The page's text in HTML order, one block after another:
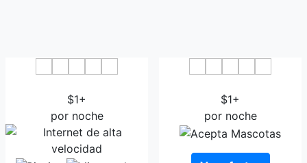
$1+
por noche
$1+
por noche